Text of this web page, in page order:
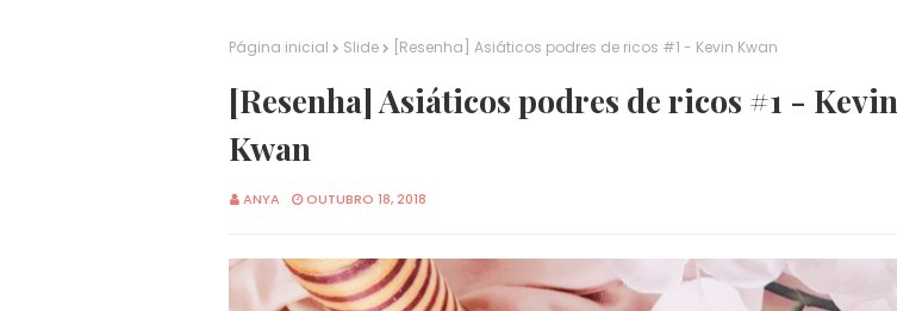
Página inicial Slide [Resenha] Asiáticos podres de ricos #1 - Kevin Kwan
[Resenha] Asiáticos podres de ricos #1 - Kevin
Kwan
ANYA OUTUBRO 18, 2018